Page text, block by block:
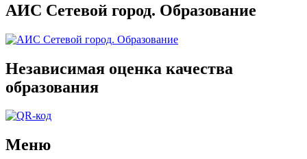
АИС Сетевой город. Образование
Независимая оценка качества
образования
Меню